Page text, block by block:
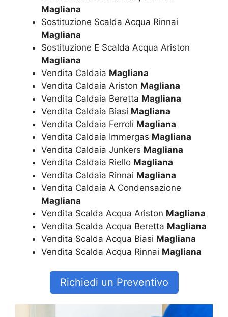
Magliana
Sostituzione Scalda Acqua Rinnai
Magliana
Sostituzione E Scalda Acqua Ariston
Magliana
Vendita Caldaia Magliana
Vendita Caldaia Ariston Magliana
Vendita Caldaia Beretta Magliana
Vendita Caldaia Biasi Magliana
Vendita Caldaia Ferroli Magliana
Vendita Caldaia Immergas Magliana
Vendita Caldaia Junkers Magliana
Vendita Caldaia Riello Magliana
Vendita Caldaia Rinnai Magliana
Vendita Caldaia A Condensazione
Magliana
Vendita Scalda Acqua Ariston Magliana
Vendita Scalda Acqua Beretta Magliana
Vendita Scalda Acqua Biasi Magliana
Vendita Scalda Acqua Rinnai Magliana
Richiedi un Preventivo